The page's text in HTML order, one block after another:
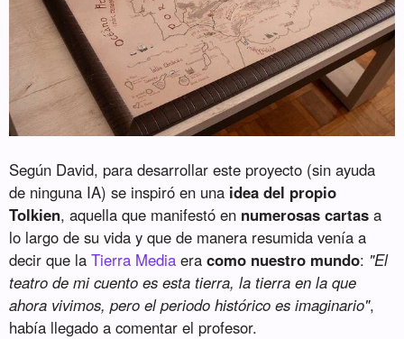
Según David, para desarrollar este proyecto (sin ayuda
de ninguna IA) se inspiró en una idea del propio
Tolkien, aquella que manifestó en numerosas cartas a
lo largo de su vida y que de manera resumida venía a
decir que laTierra Media eracomo nuestro mundo: "El
teatro de mi cuento es esta tierra, la tierra en la que
ahora vivimos, pero el periodo histórico es imaginario",
había llegado a comentar el profesor.